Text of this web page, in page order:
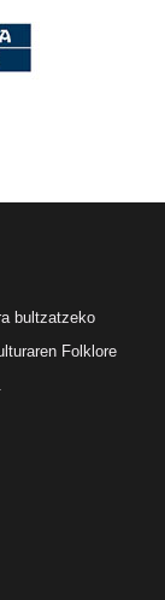
bultzatzeko
Folklore